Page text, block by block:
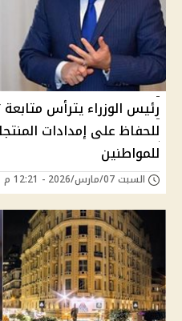
رئيس الوزراء يترأس
للحفاظ على إمدادات
للمواطنين
السبت 07/مارس/2026 - 12:21 م